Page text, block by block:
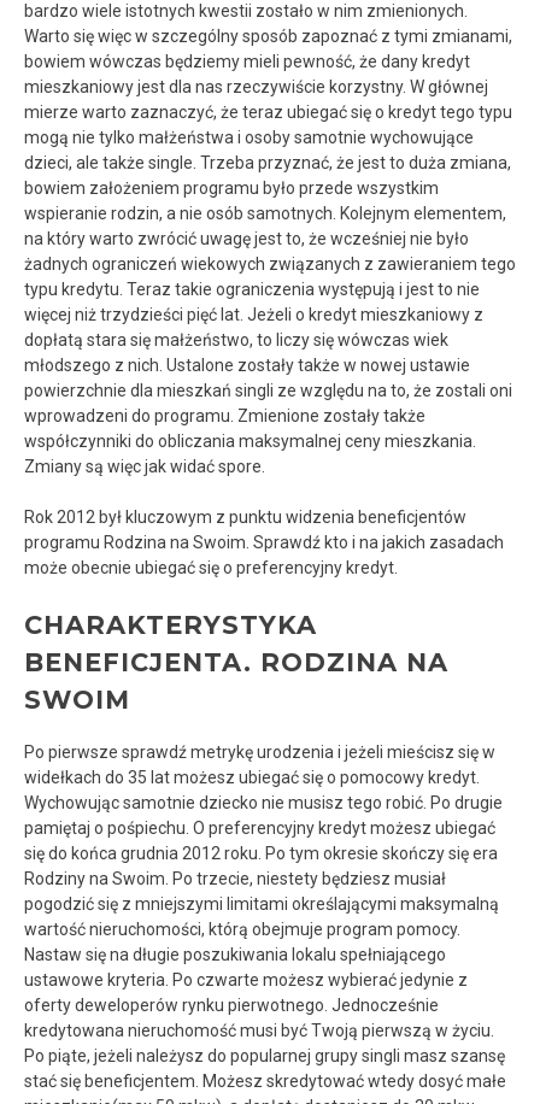
bardzo wiele istotnych kwestii zostało w nim zmienionych.
Warto się więc w szczególny sposób zapoznać z tymi zmianami,
bowiem wówczas będziemy mieli pewność, że dany kredyt
mieszkaniowy jest dla nas rzeczywiście korzystny. W głównej
mierze warto zaznaczyć, że teraz ubiegać się o kredyt tego typu
mogą nie tylko małżeństwa i osoby samotnie wychowujące
dzieci, ale także single. Trzeba przyznać, że jest to duża zmiana,
bowiem założeniem programu było przede wszystkim
wspieranie rodzin, a nie osób samotnych. Kolejnym elementem,
na który warto zwrócić uwagę jest to, że wcześniej nie było
żadnych ograniczeń wiekowych związanych z zawieraniem tego
typu kredytu. Teraz takie ograniczenia występują i jest to nie
więcej niż trzydzieści pięć lat. Jeżeli o kredyt mieszkaniowy z
dopłatą stara się małżeństwo, to liczy się wówczas wiek
młodszego z nich. Ustalone zostały także w nowej ustawie
powierzchnie dla mieszkań singli ze względu na to, że zostali oni
wprowadzeni do programu. Zmienione zostały także
współczynniki do obliczania maksymalnej ceny mieszkania.
Zmiany są więc jak widać spore.
Rok 2012 był kluczowym z punktu widzenia beneficjentów
programu Rodzina na Swoim. Sprawdź kto i na jakich zasadach
może obecnie ubiegać się o preferencyjny kredyt.
CHARAKTERYSTYKA
BENEFICJENTA. RODZINA NA
SWOIM
Po pierwsze sprawdź metrykę urodzenia i jeżeli mieścisz się w
widełkach do 35 lat możesz ubiegać się o pomocowy kredyt.
Wychowując samotnie dziecko nie musisz tego robić. Po drugie
pamiętaj o pośpiechu. O preferencyjny kredyt możesz ubiegać
się do końca grudnia 2012 roku. Po tym okresie skończy się era
Rodziny na Swoim. Po trzecie, niestety będziesz musiał
pogodzić się z mniejszymi limitami określającymi maksymalną
wartość nieruchomości, którą obejmuje program pomocy.
Nastaw się na długie poszukiwania lokalu spełniającego
ustawowe kryteria. Po czwarte możesz wybierać jedynie z
oferty deweloperów rynku pierwotnego. Jednocześnie
kredytowana nieruchomość musi być Twoją pierwszą w życiu.
Po piąte, jeżeli należysz do popularnej grupy singli masz szansę
stać się beneficjentem. Możesz skredytować wtedy dosyć małe